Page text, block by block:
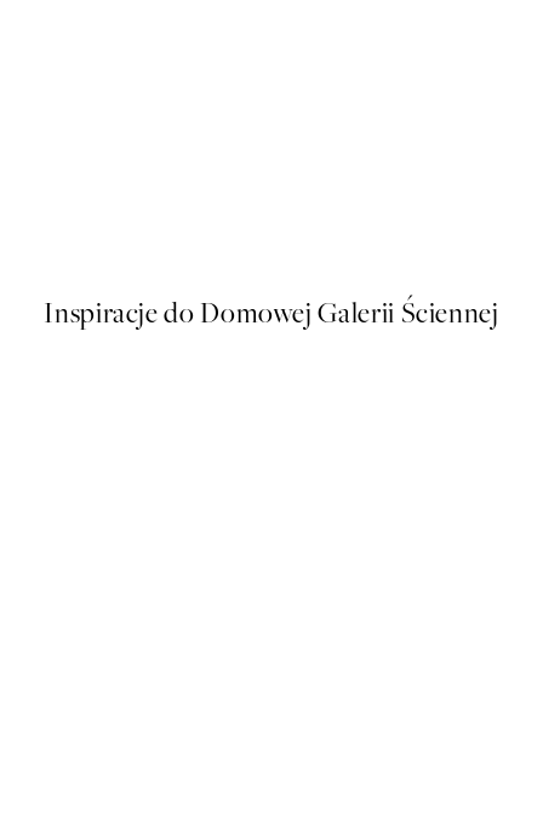
Inspiracje do Domowej Galerii Ściennej